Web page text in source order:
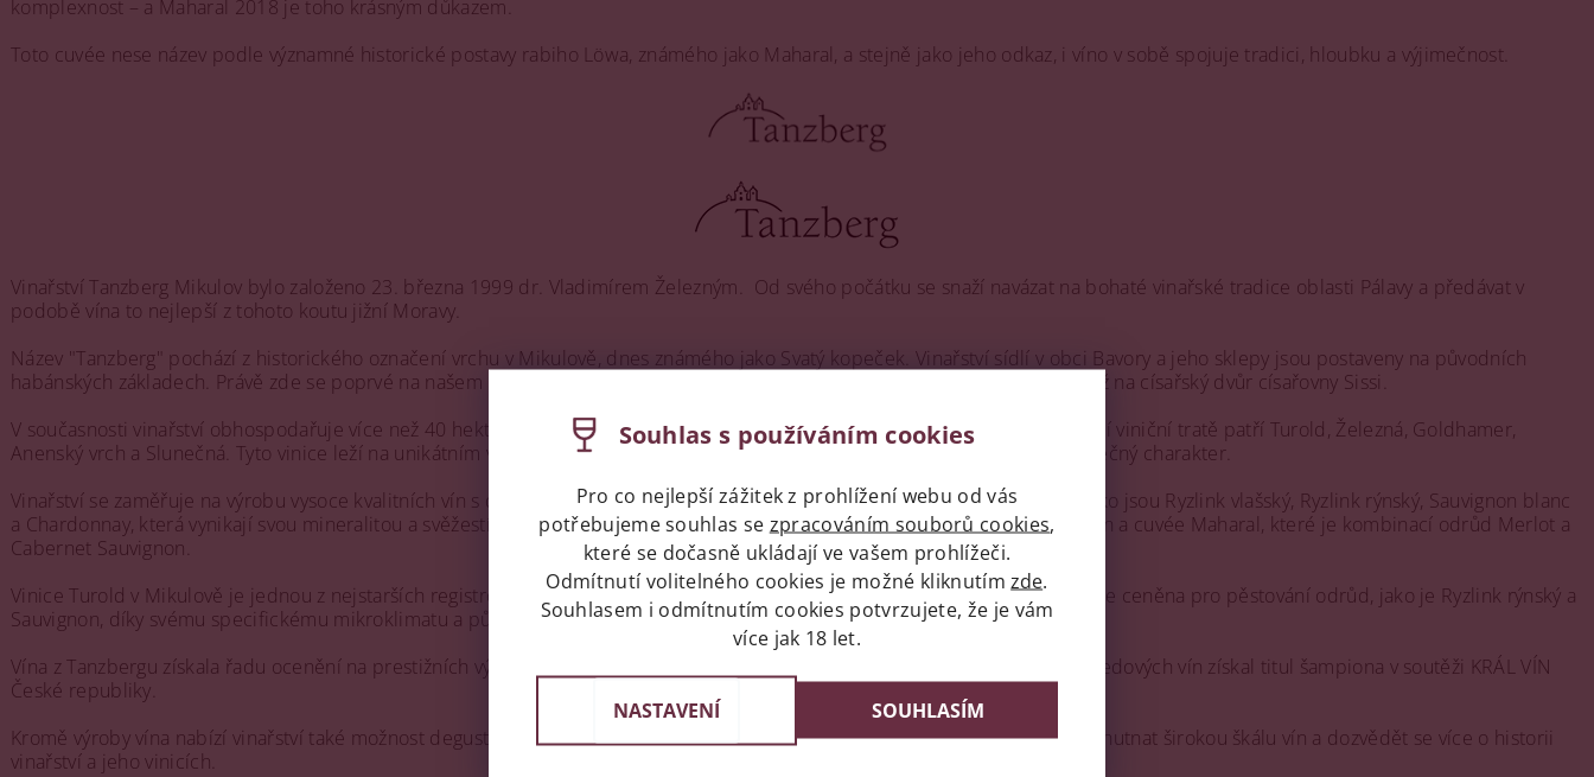
komplexnost – a Maharal 2018 je toho krásným důkazem.
Toto cuvée nese název podle významné historické postavy rabiho Löwa, známého jako Maharal, a stejně jako jeho odkaz, i víno v sobě spojuje tradici, hloubku a výjimečnost.
Vinařství Tanzberg Mikulov bylo založeno 23. března 1999 dr. Vladimírem Železným. Od svého počátku se snaží navázat na bohaté vinařské tradice oblasti Pálavy a předávat v
podobě vína to nejlepší z tohoto koutu jižní Moravy.
Název "Tanzberg" pochází z historického označení vrchu v Mikulově, dnes známého jako Svatý kopeček. Vinařství sídlí v obci Bavory a jeho sklepy jsou postaveny na původních
habánských základech. Právě zde se poprvé na našem území vyráběl sekt tradiční šampaňskou metodou, který byl dodáván až na císařský dvůr císařovny Sissi.
V současnosti vinařství obhospodařuje více než 40 hektarů vinic v katastrech obcí Bavory, Perná a Mikulov.Mezi nejvýznamnější viniční tratě patří Turold, Železná, Goldhamer,
Anenský vrch a Slunečná. Tyto vinice leží na unikátním vápencovém podloží, které propůjčuje vínům minerální čistotu a jedinečný charakter.
Vinařství se zaměřuje na výrobu vysoce kvalitních vín s důrazem na přírodní postupy. V jejich portfoliu nalezneme bílá vína, jako jsou Ryzlink vlašský, Ryzlink rýnský, Sauvignon blanc
a Chardonnay, která vynikají svou mineralitou a svěžestí. Z červených vín stojí za zmínku Pinot Noir, Merlot, Cabernet Sauvignon a cuvée Maharal, které je kombinací odrůd Merlot a
Cabernet Sauvignon.
Vinice Turold v Mikulově je jednou z nejstarších registrovaných vinic na Moravě, známou již od 13. století. Tato poloha je vysoce ceněna pro pěstování odrůd, jako je Ryzlink rýnský a
Sauvignon, díky svému specifickému mikroklimatu a půdním podmínkám.
Vína z Tanzbergu získala řadu ocenění na prestižních výstavách doma i v zahraničí. Například Ryzlink vlašský 2013 v kategorii ledových vín získal titul šampiona v soutěži KRÁL VÍN
České republiky.
Kromě výroby vína nabízí vinařství také možnost degustací ve svých historických prostorách v Bavorech. Návštěvníci mohou ochutnat širokou škálu vín a dozvědět se více o historii
vinařství a jeho vinicích.
Souhlas s používáním cookies
Pro co nejlepší zážitek z prohlížení webu od vás
potřebujeme souhlas se zpracováním souborů cookies,
které se dočasně ukládají ve vašem prohlížeči.
Odmítnutí volitelného cookies je možné kliknutím zde.
Souhlasem i odmítnutím cookies potvrzujete, že je vám
více jak 18 let.
NASTAVENÍ SOUHLASÍM